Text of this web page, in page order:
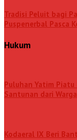
Tradisi Peluit bagi
Puspenerbal Pasca
Hukum
Puluhan Yatim Piatu
Santunan dari Warga
Kodaeral IX Beri